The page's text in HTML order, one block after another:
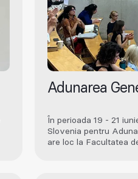
Adunarea
În perioada 19 - 21
Slovenia pentru
are loc la Facultatea